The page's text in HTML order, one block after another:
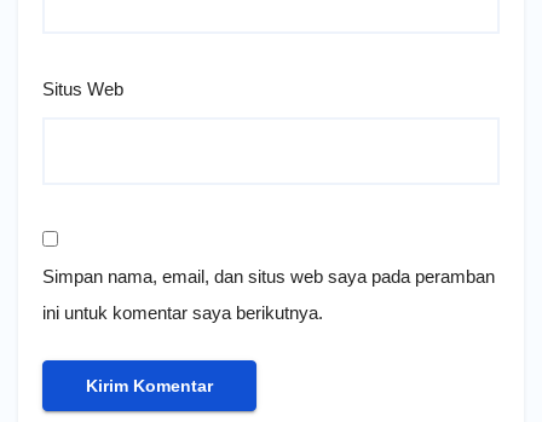
Situs Web
Simpan nama, email, dan situs web saya pada peramban
ini untuk komentar saya berikutnya.